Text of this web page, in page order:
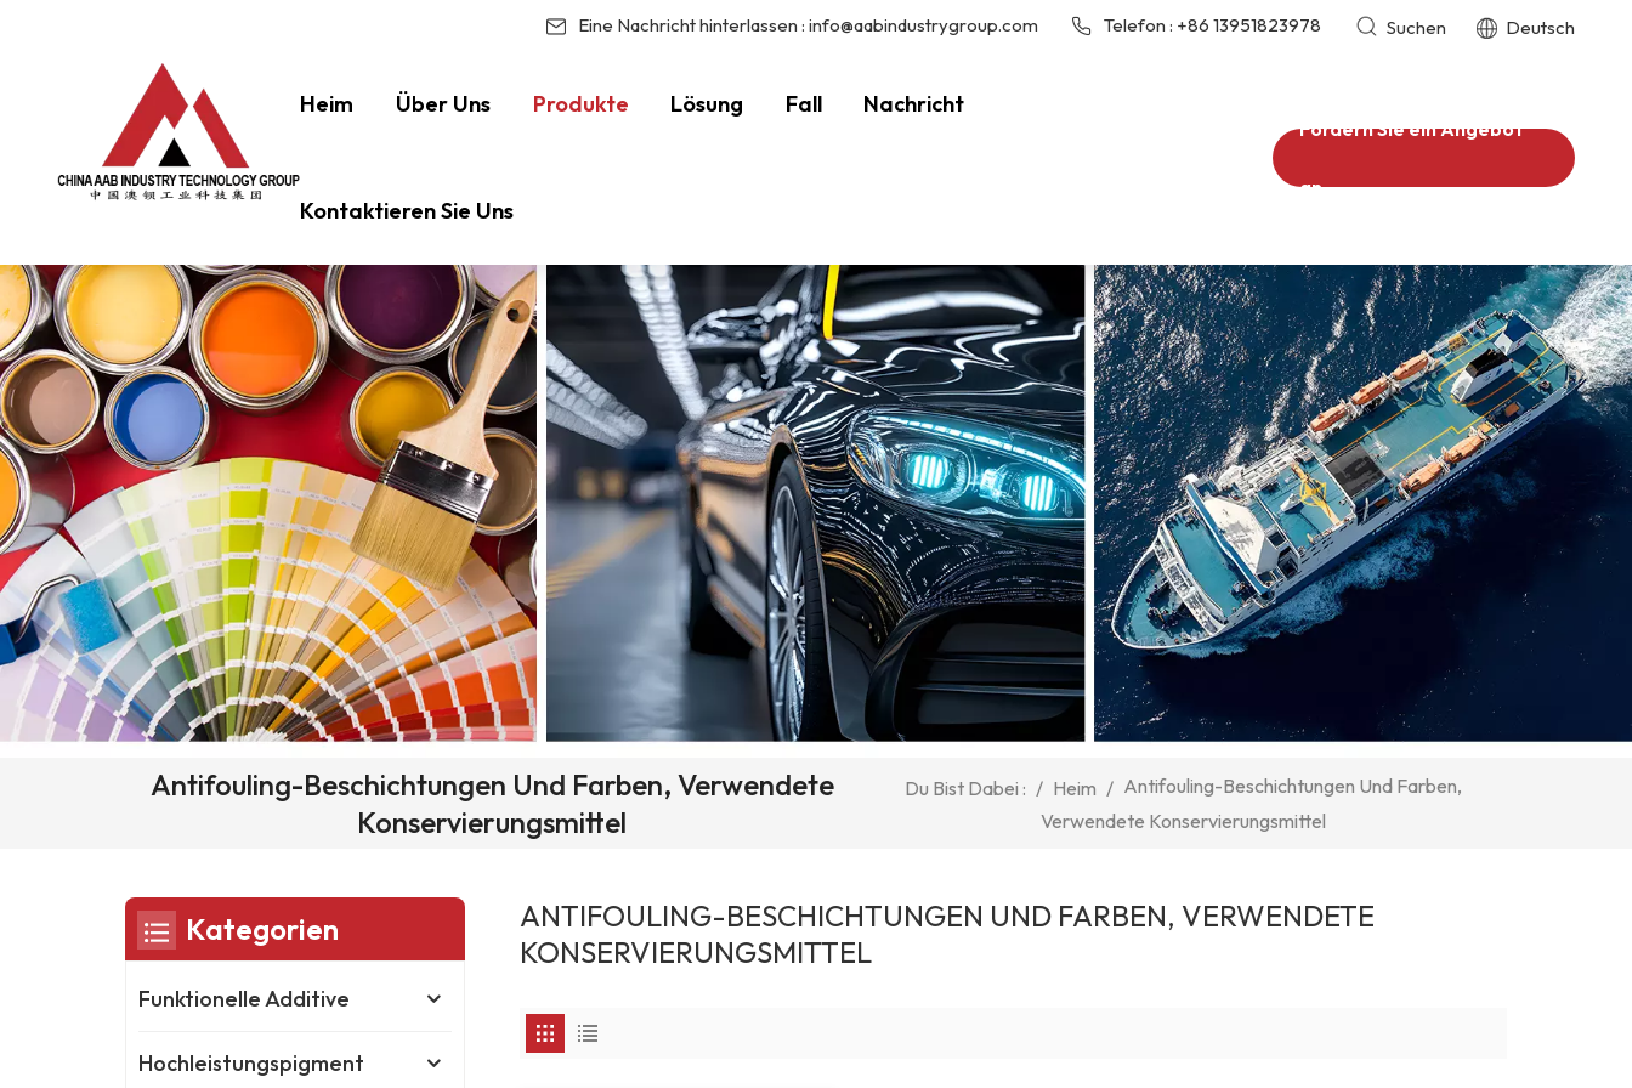
Eine Nachricht hinterlassen : info@aabindustrygroup.com Telefon : +86 13951823978 Suchen Deutsch
Heim Über Uns Produkte Lösung Fall Nachricht
Kontaktieren Sie Uns
Fordern Sie ein Angebot
an
Antifouling-Beschichtungen Und Farben, Verwendete
Konservierungsmittel
Du Bist Dabei : / Heim / Antifouling-Beschichtungen Und Farben,
Verwendete Konservierungsmittel
ANTIFOULING-BESCHICHTUNGEN UND FARBEN, VERWENDETE
KONSERVIERUNGSMITTEL
Kategorien
Funktionelle Additive
Hochleistungspigment